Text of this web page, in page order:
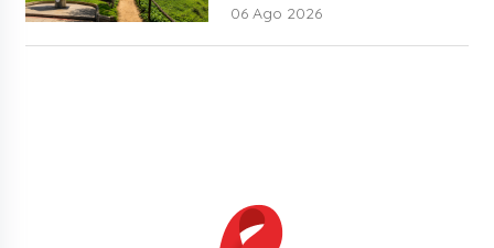
06 Ago 2026